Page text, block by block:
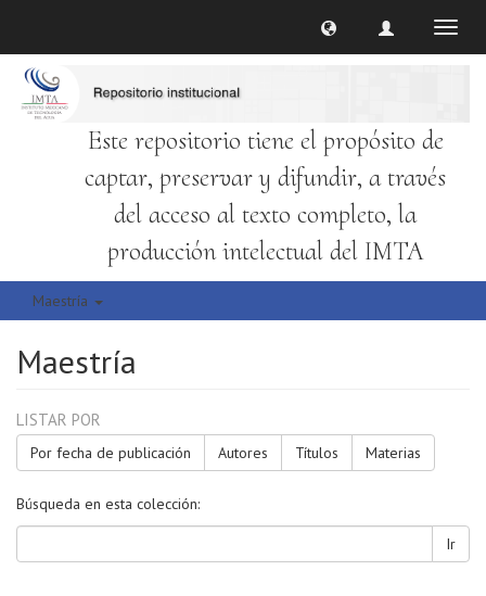
Este repositorio tiene el propósito de
captar, preservar y difundir, a través
del acceso al texto completo, la
producción intelectual del IMTA
Maestría
Maestría
LISTAR POR
Por fecha de publicación Autores Títulos Materias
Búsqueda en esta colección:
Ir